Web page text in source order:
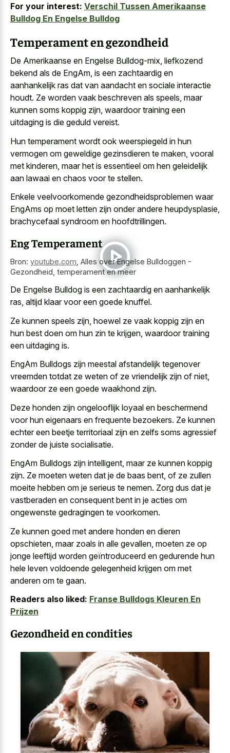
For your interest: Verschil Tussen Amerikaanse
Bulldog En Engelse Bulldog
Temperament en gezondheid
De Amerikaanse en Engelse Bulldog-mix, liefkozend
bekend als de EngAm, is een zachtaardig en
aanhankelijk ras dat van aandacht en sociale interactie
houdt. Ze worden vaak beschreven als speels, maar
kunnen soms koppig zijn, waardoor training een
uitdaging is die geduld vereist.
Hun temperament wordt ook weerspiegeld in hun
vermogen om geweldige gezinsdieren te maken, vooral
met kinderen, maar het is essentieel om hen geleidelijk
aan lawaai en chaos voor te stellen.
Enkele veelvoorkomende gezondheidsproblemen waar
EngAms op moet letten zijn onder andere heupdysplasie,
brachycefaal syndroom en hoofdtrillingen.
Eng Temperament
Bron: youtube.com Alles over Engelse Bulldoggen -
Gezondheid, temperament en meer
De Engelse Bulldog is een zachtaardig en aanhankelijk
ras, altijd klaar voor een goede knuffel.
Ze kunnen speels zijn, hoewel ze vaak koppig zijn en
hun best doen om hun zin te krijgen, waardoor training
een uitdaging is.
EngAm Bulldogs zijn meestal afstandelijk tegenover
vreemden totdat ze weten of ze vriendelijk zijn of niet,
waardoor ze een goede waakhond zijn.
Deze honden zijn ongelooflijk loyaal en beschermend
voor hun eigenaars en frequente bezoekers. Ze kunnen
echter een beetje territoriaal zijn en zelfs soms agressief
zonder de juiste socialisatie.
EngAm Bulldogs zijn intelligent, maar ze kunnen koppig
zijn. Ze moeten weten dat je de baas bent, of ze zullen
moeite hebben om je serieus te nemen. Zorg dus dat je
vastberaden en consequent bent in je acties om
ongewenste gedragingen te voorkomen.
Ze kunnen goed met andere honden en dieren
opschieten, maar zoals in alle gevallen, moeten ze op
jonge leeftijd worden geïntroduceerd en gedurende hun
hele leven voldoende gelegenheid krijgen om met
anderen om te gaan.
Readers also liked: Franse Bulldogs Kleuren En
Prijzen
Gezondheid en condities